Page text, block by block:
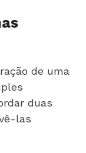
de uma
duas
las